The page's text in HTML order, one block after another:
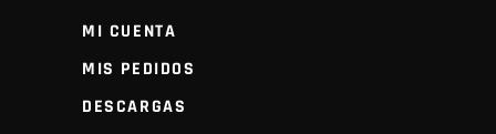
MI CUENTA
MIS PEDIDOS
DESCARGAS